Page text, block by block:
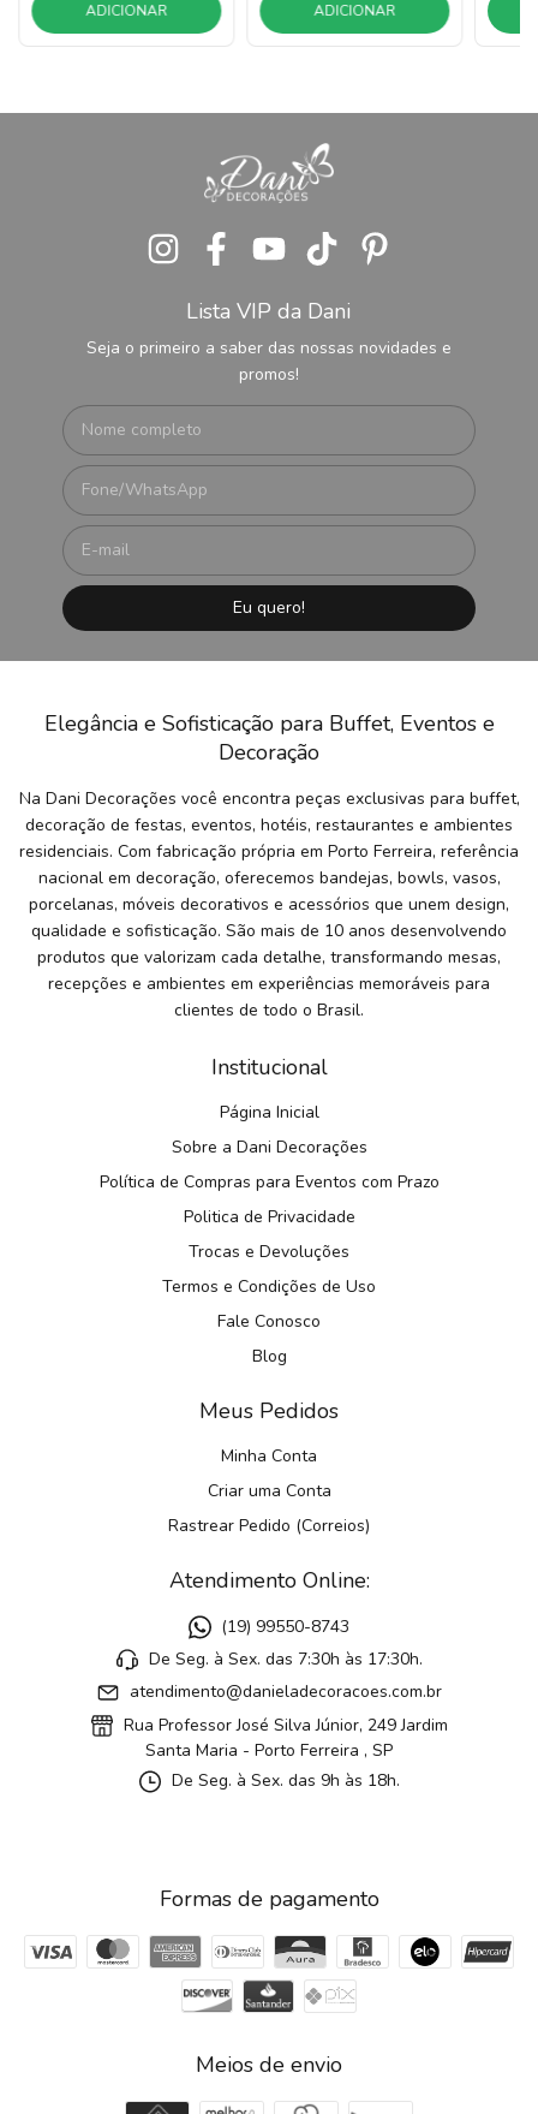
ADICIONAR ADICIONAR
Lista VIP da Dani
Seja o primeiro a saber das nossas novidades e
promos!
Elegância e Sofisticação para Buffet, Eventos e
Decoração
Na Dani Decorações você encontra peças exclusivas para buffet,
decoração de festas, eventos, hotéis, restaurantes e ambientes
residenciais. Com fabricação própria em Porto Ferreira, referência
nacional em decoração, oferecemos bandejas, bowls, vasos,
porcelanas, móveis decorativos e acessórios que unem design,
qualidade e sofisticação. São mais de 10 anos desenvolvendo
produtos que valorizam cada detalhe, transformando mesas,
recepções e ambientes em experiências memoráveis para
clientes de todo o Brasil.
Institucional
Página Inicial
Sobre a Dani Decorações
Política de Compras para Eventos com Prazo
Politica de Privacidade
Trocas e Devoluções
Termos e Condições de Uso
Fale Conosco
Blog
Meus Pedidos
Minha Conta
Criar uma Conta
Rastrear Pedido (Correios)
Atendimento Online:
(19) 99550-8743
De Seg. à Sex. das 7:30h às 17:30h.
atendimento@danieladecoracoes.com.br
Rua Professor José Silva Júnior, 249 Jardim
Santa Maria - Porto Ferreira , SP
De Seg. à Sex. das 9h às 18h.
Formas de pagamento
Meios de envio